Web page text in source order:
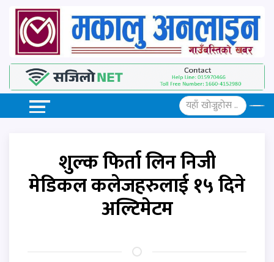
शुल्क फिर्ता लिन निजी
मेडिकल कलेजहरुलाई १५ दिने
अल्टिमेटम